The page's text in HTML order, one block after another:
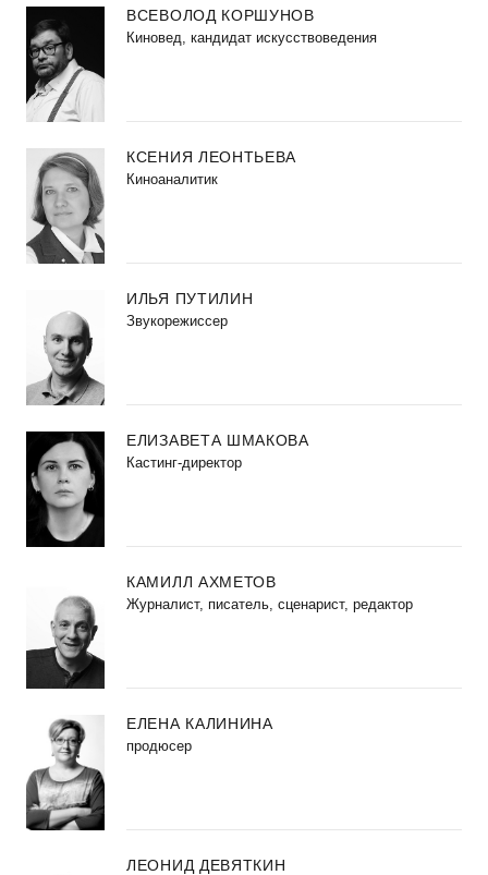
ВСЕВОЛОД КОРШУНОВ
Киновед, кандидат искусствоведения
КСЕНИЯ ЛЕОНТЬЕВА
Киноаналитик
ИЛЬЯ ПУТИЛИН
Звукорежиссер
ЕЛИЗАВЕТА ШМАКОВА
Кастинг-директор
КАМИЛЛ АХМЕТОВ
Журналист, писатель, сценарист, редактор
ЕЛЕНА КАЛИНИНА
продюсер
ЛЕОНИД ДЕВЯТКИН